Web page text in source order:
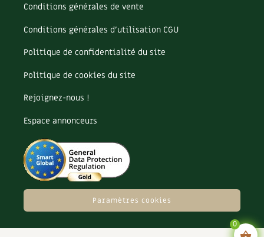
Conditions générales de vente
Conditions générales d’utilisation CGU
Politique de confidentialité du site
Politique de cookies du site
Rejoignez-nous !
Espace annonceurs
Paramètres cookies
0